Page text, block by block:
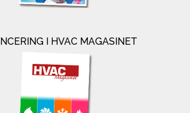
I HVAC MAGASINET